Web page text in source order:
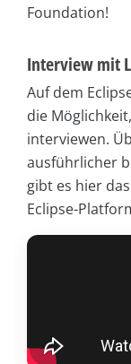
Foundation!
Interview mit
Auf dem
die
interviewen.
ausführlicher
gibt es hier
Eclipse-